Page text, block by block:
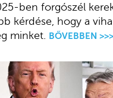
ben forgószél
kérdése, hogy a
minket. BŐVEBBEN >>>